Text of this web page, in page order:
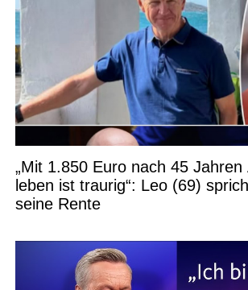
„Mit 1.850 Euro nach 45 Jahren
leben ist traurig“: Leo (69)
seine Rente